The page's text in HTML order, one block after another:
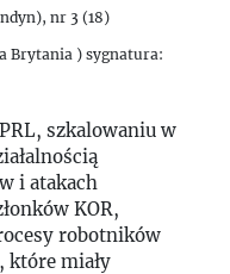
1981
1982
nr 3 (18)
Brytania ) sygnatura:
szkalowaniu w
i atakach
KOR,
robotników
które miały